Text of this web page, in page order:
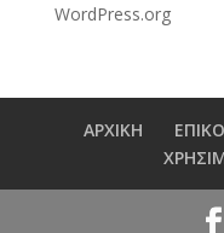
WordPress.org
ΑΡΧΙΚΗ